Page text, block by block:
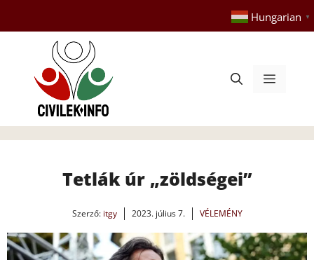
tartalomba
Hungarian ▼
Menü
Tetlák úr „zöldségei”
Szerző: itgy 2023. július 7. VÉLEMÉNY